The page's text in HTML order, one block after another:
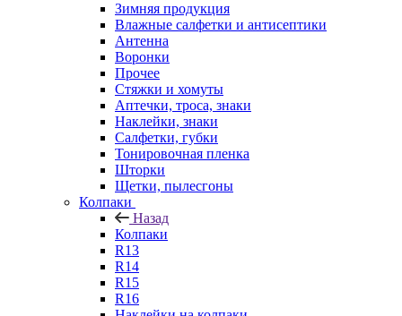
Зимняя продукция
Влажные салфетки и антисептики
Антенна
Воронки
Прочее
Стяжки и хомуты
Аптечки, троса, знаки
Наклейки, знаки
Салфетки, губки
Тонировочная пленка
Шторки
Щетки, пылесгоны
Колпаки
Назад
Колпаки
R13
R14
R15
R16